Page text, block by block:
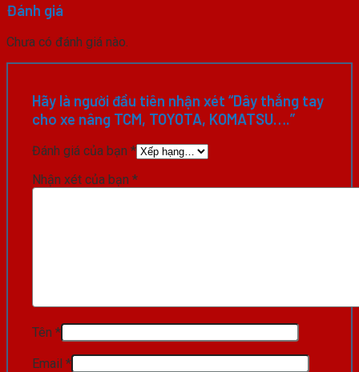
Đánh giá
Chưa có đánh giá nào.
Hãy là người đầu tiên nhận xét “Dây thắng tay
cho xe nâng TCM, TOYOTA, KOMATSU….”
Đánh giá của bạn *
Nhận xét của bạn *
Tên *
Email *